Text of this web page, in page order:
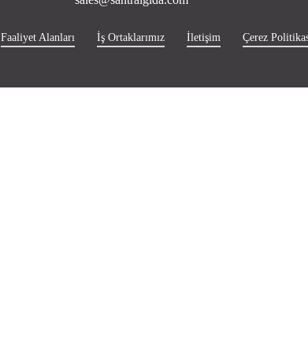
Faaliyet Alanları İş Ortaklarımız İletişim Çerez